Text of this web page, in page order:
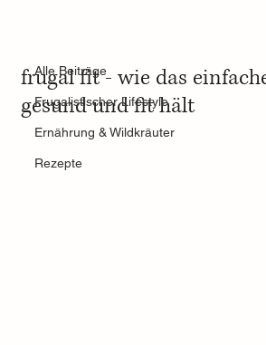
Alle Beiträge
Frugalistischer Lifestyle
Ernährung & Wildkräuter
Rezepte
frugal fit - wie das
gesund und fit hält